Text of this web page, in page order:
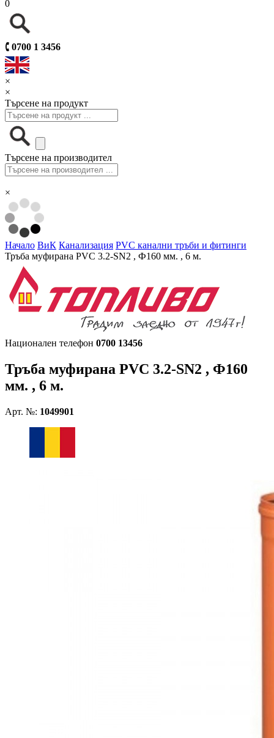
0
🕻 0700 1 3456
×
×
Търсене на продукт
Търсене на производител
×
Начало ВиК Канализация PVC канални тръби и фитинги
Тръба муфирана PVC 3.2-SN2 , Ф160 мм. , 6 м.
Национален телефон 0700 13456
Тръба муфирана PVC 3.2-SN2 , Ф160
мм. , 6 м.
Арт. №: 1049901